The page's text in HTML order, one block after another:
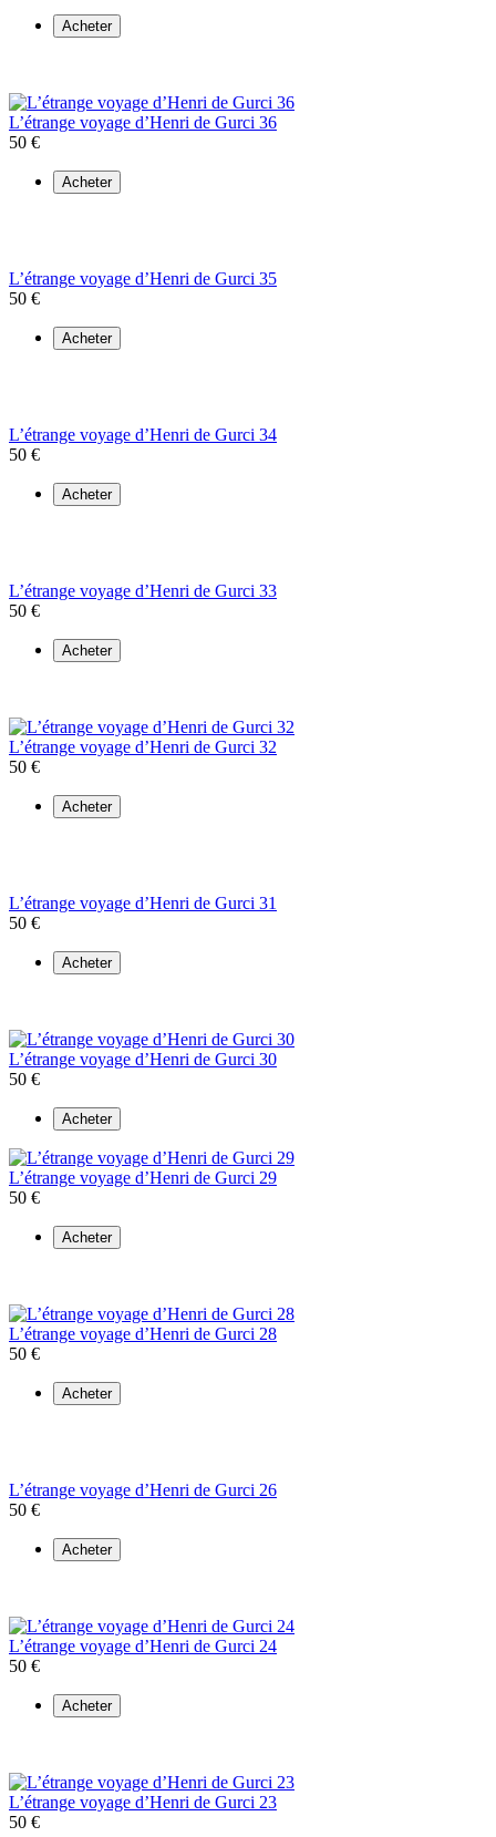
Acheter
L’étrange voyage d’Henri de Gurci 36
50 €
Acheter
L’étrange voyage d’Henri de Gurci 35
50 €
Acheter
L’étrange voyage d’Henri de Gurci 34
50 €
Acheter
L’étrange voyage d’Henri de Gurci 33
50 €
Acheter
L’étrange voyage d’Henri de Gurci 32
50 €
Acheter
L’étrange voyage d’Henri de Gurci 31
50 €
Acheter
L’étrange voyage d’Henri de Gurci 30
50 €
Acheter
L’étrange voyage d’Henri de Gurci 29
50 €
Acheter
L’étrange voyage d’Henri de Gurci 28
50 €
Acheter
L’étrange voyage d’Henri de Gurci 26
50 €
Acheter
L’étrange voyage d’Henri de Gurci 24
50 €
Acheter
L’étrange voyage d’Henri de Gurci 23
50 €